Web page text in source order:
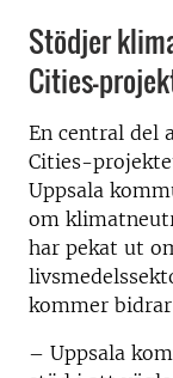
Stödjer
Cities-
En central del
Cities-
Uppsala
om
har pekat ut
kommer
– Uppsala